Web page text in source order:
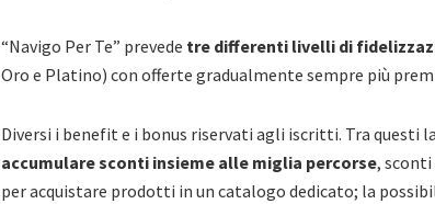
“Navigo Per Te” prevede tre differenti livelli di
Oro e Platino) con offerte gradualmente sempre più
Diversi i benefit e i bonus riservati agli iscritti. Tra questi
accumulare sconti insieme alle miglia percorse,
per acquistare prodotti in un catalogo dedicato; la